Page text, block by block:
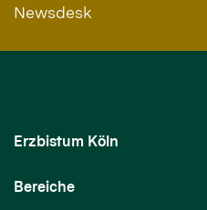
Newsdesk
Erzbistum Köln
Bereiche